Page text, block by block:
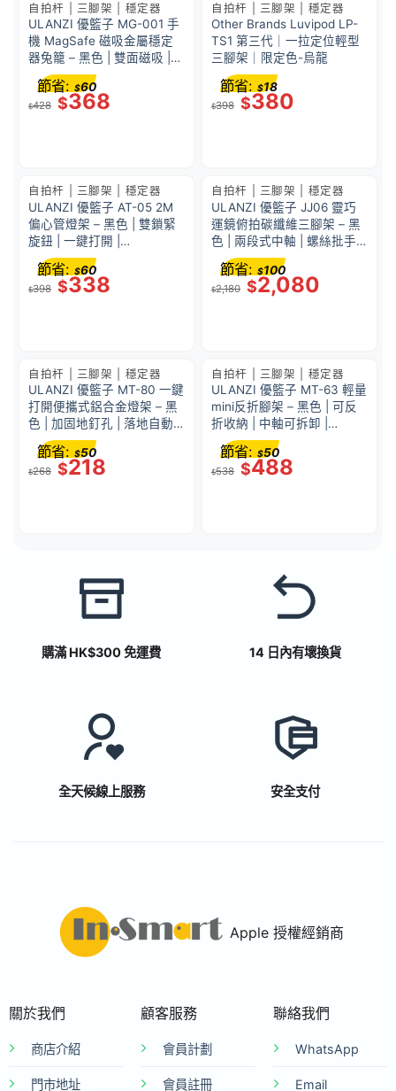
自拍杆 | 三腳架 | 穩定器
ULANZI 優籃子 MG-001 手
機 MagSafe 磁吸金屬穩定
器兔籠 – 黑色 | 雙面磁吸 |
多接口拓展 | 49015001-
C001
$428 $368
節省: $60
自拍杆 | 三腳架 | 穩定器
Other Brands Luvipod LP-
TS1 第三代｜一拉定位輕型
三腳架｜限定色-烏龍
$398 $380
節省: $18
自拍杆 | 三腳架 | 穩定器
ULANZI 優籃子 AT-05 2M
偏心管燈架 – 黑色 | 雙鎖緊
旋鈕 | 一鍵打開 |
48926001-T083
$398 $338
節省: $60
自拍杆 | 三腳架 | 穩定器
ULANZI 優籃子 JJ06 靈巧
運鏡俯拍碳纖維三腳架 – 黑
色 | 兩段式中軸 | 螺絲批手
柄 | 18kg承重 | 50778001-
T081
$2,180 $2,080
節省: $100
自拍杆 | 三腳架 | 穩定器
ULANZI 優籃子 MT-80 一鍵
打開便攜式鋁合金燈架 – 黑
色 | 加固地釘孔 | 落地自動
展開 | 51640001-T171A
$268 $218
節省: $50
自拍杆 | 三腳架 | 穩定器
ULANZI 優籃子 MT-63 輕量
mini反折腳架 – 黑色 | 可反
折收納 | 中軸可拆卸 |
48960001-T028GBB1
$538 $488
節省: $50
購滿 HK$300 免運費 14 日內有壞換貨
全天候線上服務 安全支付
Apple 授權經銷商
關於我們
商店介紹
門市地址
顧客服務
會員計劃
會員註冊
聯絡我們
WhatsApp
Email